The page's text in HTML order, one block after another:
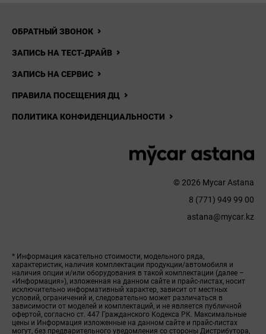
ОБРАТНЫЙ ЗВОНОК
ЗАПИСЬ НА ТЕСТ-ДРАЙВ
ЗАПИСЬ НА СЕРВИС
ПРАВИЛА ПОСЕЩЕНИЯ ДЦ
ПОЛИТИКА КОНФИДЕНЦИАЛЬНОСТИ
© 2026 Mycar Astana
8 (771) 949 99 00
astana@mycar.kz
* Информация касательно стоимости, модельного ряда,
характеристик, наличия комплектации продукции/автомобиля и
наличия опции и/или оборудования в такой комплектации (далее –
«Информация»), изложенная на данном сайте и прайс-листах, носит
исключительно информативный характер, зависит от местных
условий, ограничений и, следовательно может различаться в
зависимости от моделей и комплектаций, и не является публичной
офертой, согласно ст. 447 Гражданского Кодекса РК. Максимальные
цены и Информация изложенные на данном сайте и прайс-листах
могут, без предварительного уведомления со стороны Дистрибутора,